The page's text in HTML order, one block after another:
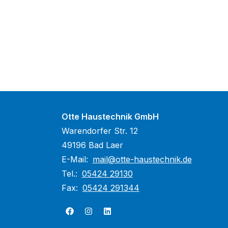
Otte Haustechnik GmbH
Warendorfer Str. 12
49196 Bad Laer
E-Mail: mail@otte-haustechnik.de
Tel.: 05424 29130
Fax: 05424 291344